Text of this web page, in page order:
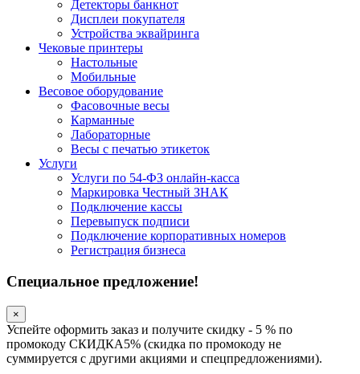
Детекторы банкнот
Дисплеи покупателя
Устройства эквайринга
Чековые принтеры
Настольные
Мобильные
Весовое оборудование
Фасовочные весы
Карманные
Лабораторные
Весы с печатью этикеток
Услуги
Услуги по 54-ФЗ онлайн-касса
Маркировка Честный ЗНАК
Подключение кассы
Перевыпуск подписи
Подключение корпоративных номеров
Регистрация бизнеса
Специальное предложение!
×
Успейте оформить заказ и получите скидку - 5 % по
промокоду СКИДКА5% (скидка по промокоду не
суммируется с другими акциями и спецпредложениями).